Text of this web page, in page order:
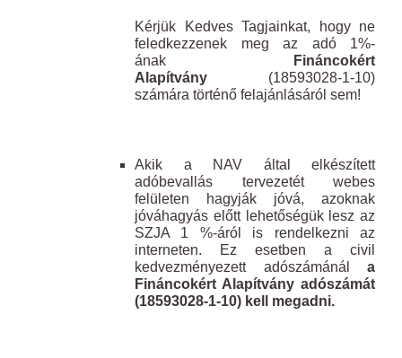
Kérjük Kedves Tagjainkat, hogy ne
feledkezzenek meg az adó 1%-
ának
Fináncokért
Alapítvány (18593028-1-10)
számára történő felajánlásáról sem!
Akik a NAV által elkészített
adóbevallás tervezetét webes
felületen hagyják jóvá, azoknak
jóváhagyás előtt lehetőségük lesz az
SZJA 1 %-áról is rendelkezni az
interneten. Ez esetben a civil
kedvezményezett adószámánál a
Fináncokért Alapítvány adószámát
(18593028-1-10) kell megadni.